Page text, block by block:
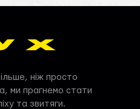
ніж просто
ми прагнемо стати
та звитяги.